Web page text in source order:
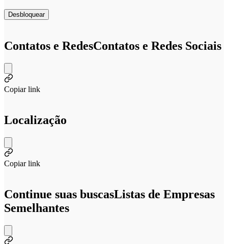
Desbloquear
Contatos e RedesContatos e Redes Sociais
Copiar link
Localização
Copiar link
Continue suas buscasListas de Empresas
Semelhantes